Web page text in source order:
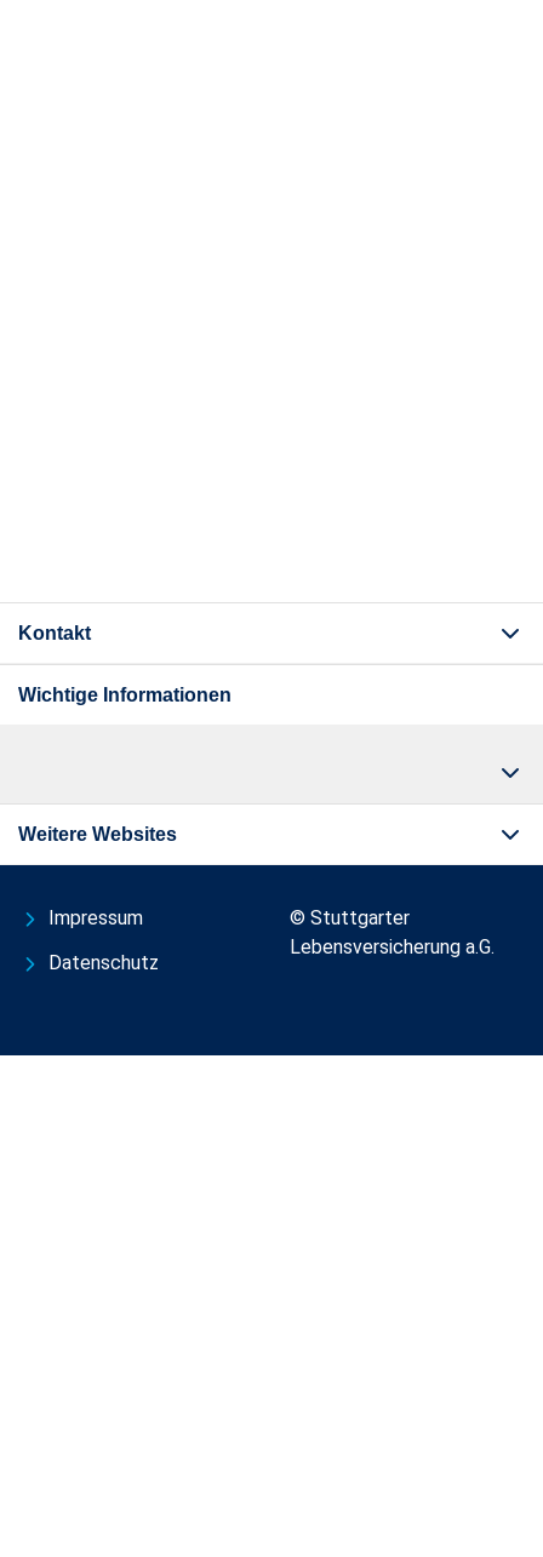
Kontakt
Wichtige Informationen
Weitere Websites
Impressum
Datenschutz
© Stuttgarter
Lebensversicherung a.G.